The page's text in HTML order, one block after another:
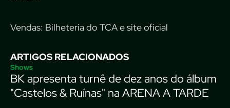
Vendas: Bilheteria do TCA e site oficial
ARTIGOS RELACIONADOS
Shows
BK apresenta turnê de dez anos do álbum
"Castelos & Ruínas" na ARENA A TARDE